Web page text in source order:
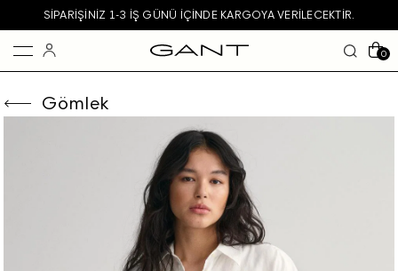
SIPARIŞINIZ 1-3 IŞ GÜNÜ IÇINDE KARGOYA VERILECEKTIR.
0
Gömlek